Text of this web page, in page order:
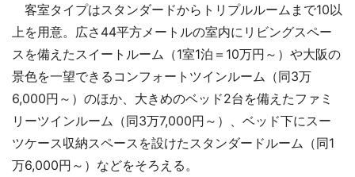
客室タイプはスタンダードからトリプルルームまで10以
上を用意。広さ44平方メートルの室内にリビングスペー
スを備えたスイートルーム（1室1泊＝10万円～）や大阪の
景色を一望できるコンフォートツインルーム（同3万
6,000円～）のほか、大きめのベッド2台を備えたファミ
リーツインルーム（同3万7,000円～）、ベッド下にスー
ツケース収納スペースを設けたスタンダードルーム（同1
万6,000円～）などをそろえる。